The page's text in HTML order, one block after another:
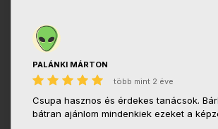
PALÁNKI MÁRTON
több mint 2 éve
Csupa hasznos és érdekes tanácsok.
bátran ajánlom mindenkiek ezeket a